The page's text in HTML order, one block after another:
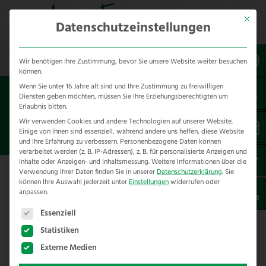
Sie sind hier:Referenzen
unsere Referenzen
nach Städten
ZAUNBAU IN BARKELSBY
Hier finden Sie unsere Zaunbau
Referenzen in Barkelsby – Kreis
Rendsburg
Mit
Datenschutzeinstellungen
Wir benötigen Ihre Zustimmung, bevor Sie unsere Website weiter besuchen
können.
Wenn Sie unter 16 Jahre alt sind und Ihre Zustimmung zu freiwilligen
Diensten geben möchten, müssen Sie Ihre Erziehungsberechtigten um
Erlaubnis bitten.
Wir verwenden Cookies und andere Technologien auf unserer Website.
Einige von ihnen sind essenziell, während andere uns helfen, diese Website
und Ihre Erfahrung zu verbessern. Personenbezogene Daten können
verarbeitet werden (z. B. IP-Adressen), z. B. für personalisierte Anzeigen und
Inhalte oder Anzeigen- und Inhaltsmessung.Weitere Informationen über die
Verwendung Ihrer Daten finden Sie in unsererDatenschutzerklärung. Sie
können Ihre Auswahl jederzeit unterEinstellungenwiderrufen oder
anpassen.
Es folgt eine Liste der Service-Gruppen, für die eine
Essenziell
Statistiken
Externe Medien